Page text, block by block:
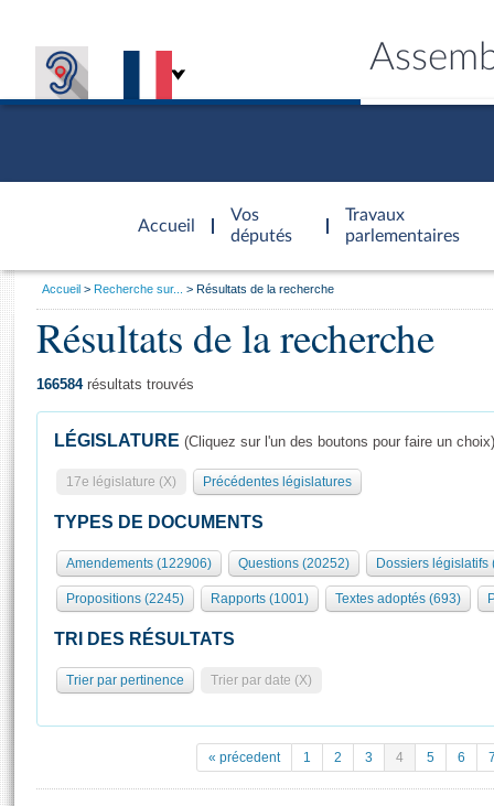
Accueil
d'accueil
Vos
députés
Travaux
parlementaires
Présidence
577 députés
Groupes politiques
Séance publique
Commissions et autres organes
Europe et International
Pétitions
Général
Rôle et pouvoirs de l'Assemblée
Organisation de l'Assemblée
Présidence Conférence des Présidents Bureau Collège des
Statistiques et chiffres clés
Documents de référence
( Constitution | Règlement de l'Assemblée ... )
Visiter l'Assemblée
Visite virtuelle du palais Bourbon
Assister à une séance
Vous
Accueil Recherche sur... Résultats de la recherche
Résultats de la recherche
166584résultats trouvés
LÉGISLATURE (Cliquez sur l'un des boutons pour faire un choix)
17e législature (X) Précédentes législatures
TYPES DE DOCUMENTS
Amendements (122906) Questions (20252) Dossiers législatifs
Propositions (2245) Rapports (1001) Textes adoptés (693)
TRI DES RÉSULTATS
Trier par pertinence Trier par date (X)
« précedent 1 2 3 4 5 6